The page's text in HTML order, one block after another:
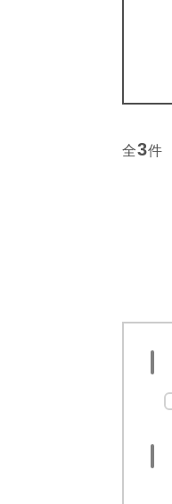
全3件